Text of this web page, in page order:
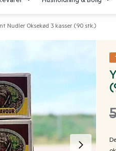
Nudler Oksekød 3 kasser (90 stk.)